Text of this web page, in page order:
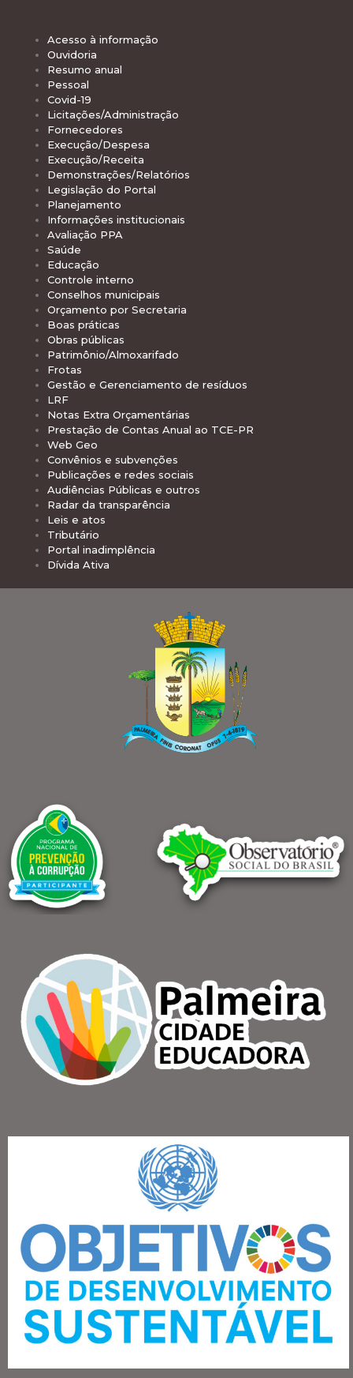
Acesso à informação
Ouvidoria
Resumo anual
Pessoal
Covid-19
Licitações/Administração
Fornecedores
Execução/Despesa
Execução/Receita
Demonstrações/Relatórios
Legislação do Portal
Planejamento
Informações institucionais
Avaliação PPA
Saúde
Educação
Controle interno
Conselhos municipais
Orçamento por Secretaria
Boas práticas
Obras públicas
Patrimônio/Almoxarifado
Frotas
Gestão e Gerenciamento de resíduos
LRF
Notas Extra Orçamentárias
Prestação de Contas Anual ao TCE-PR
Web Geo
Convênios e subvenções
Publicações e redes sociais
Audiências Públicas e outros
Radar da transparência
Leis e atos
Tributário
Portal inadimplência
Dívida Ativa